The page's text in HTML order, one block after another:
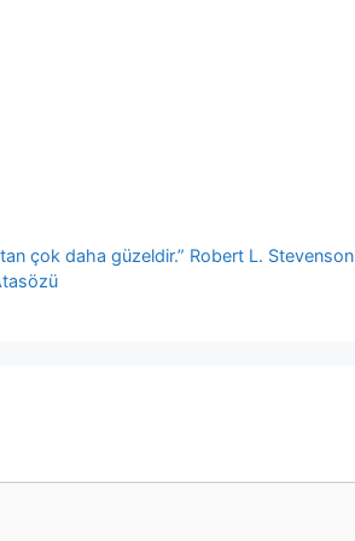
çok daha güzeldir.” Robert L. Stevenson